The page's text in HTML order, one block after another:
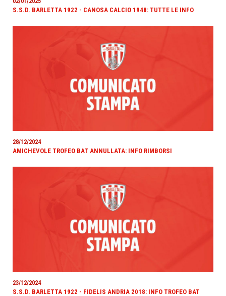
S.S.D. BARLETTA 1922 - CANOSA CALCIO 1948: TUTTE LE INFO
28/12/2024
AMICHEVOLE TROFEO BAT ANNULLATA: INFO RIMBORSI
23/12/2024
S.S.D. BARLETTA 1922 - FIDELIS ANDRIA 2018: INFO TROFEO BAT